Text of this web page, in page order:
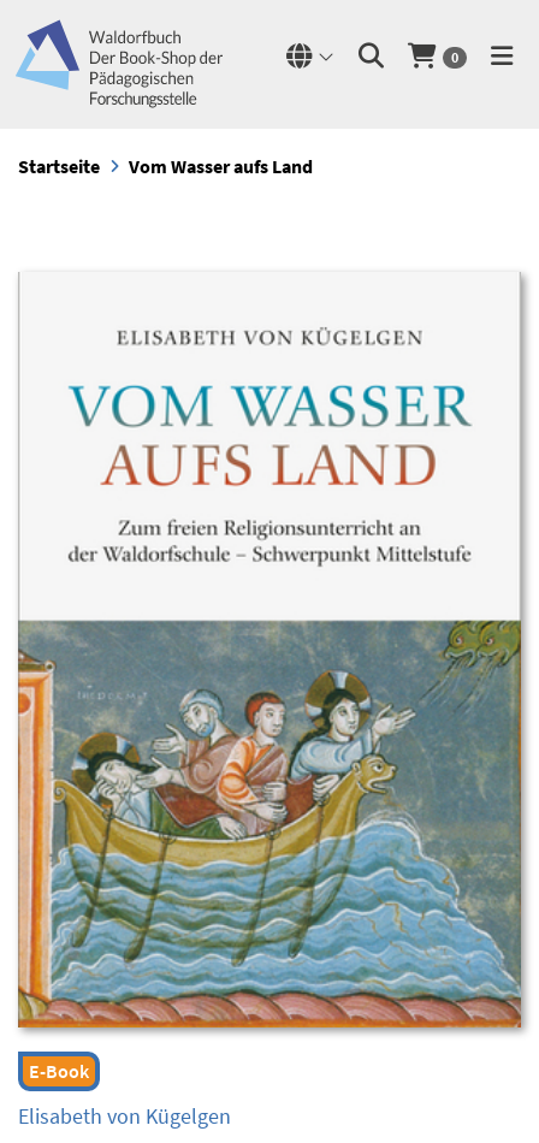
0
Startseite Vom Wasser aufs Land
E-Book
Elisabeth von Kügelgen